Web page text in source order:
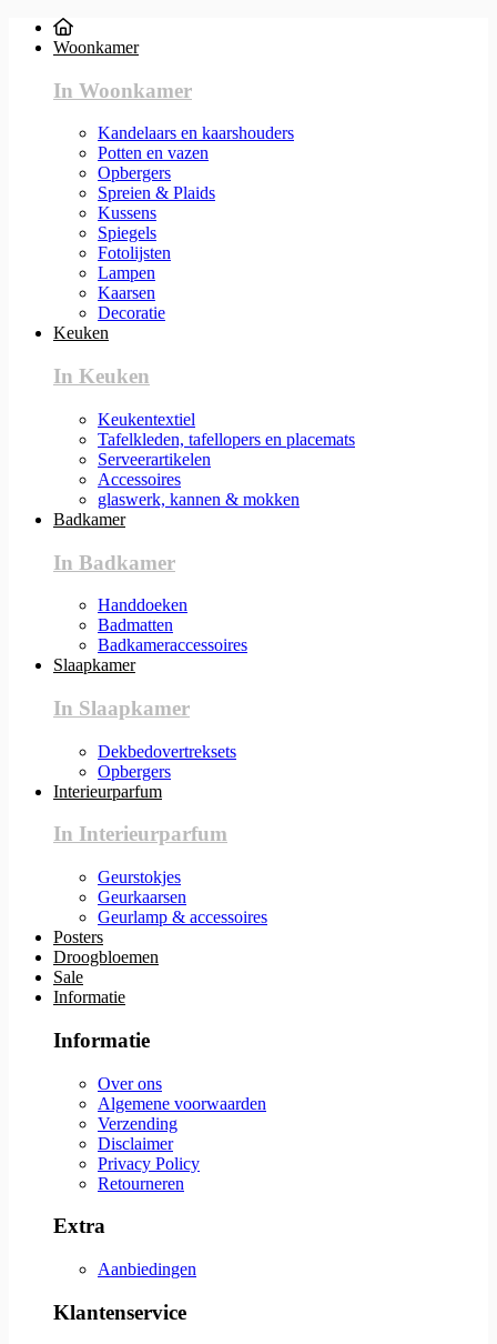
Woonkamer
In Woonkamer
Kandelaars en kaarshouders
Potten en vazen
Opbergers
Spreien & Plaids
Kussens
Spiegels
Fotolijsten
Lampen
Kaarsen
Decoratie
Keuken
In Keuken
Keukentextiel
Tafelkleden, tafellopers en placemats
Serveerartikelen
Accessoires
glaswerk, kannen & mokken
Badkamer
In Badkamer
Handdoeken
Badmatten
Badkameraccessoires
Slaapkamer
In Slaapkamer
Dekbedovertreksets
Opbergers
Interieurparfum
In Interieurparfum
Geurstokjes
Geurkaarsen
Geurlamp & accessoires
Posters
Droogbloemen
Sale
Informatie
Informatie
Over ons
Algemene voorwaarden
Verzending
Disclaimer
Privacy Policy
Retourneren
Extra
Aanbiedingen
Klantenservice